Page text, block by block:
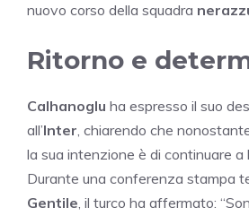
nuovo corso della squadra
Ritorno e
Calhanoglu ha espresso il suo
all’Inter, chiarendo che
la sua intenzione è di continuare a
Durante una conferenza stampa
Gentile, il turco ha affermato: